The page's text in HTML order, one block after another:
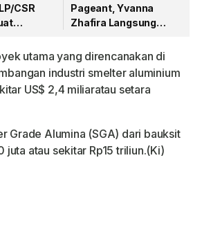
CSR
Kalbar
Pageant, Yvanna
Zhafira Langsung
Pontianak 2026
utama yang direncanakan di
industri smelter aluminium
US$ 2,4 miliaratau setara
Grade Alumina (SGA) dari bauksit
juta atau sekitar Rp15 triliun.(Ki)